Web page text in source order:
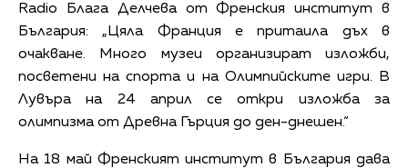
Radio Блага Делчева от Френския институт в
България: „Цяла Франция е притаила дъх в
очакване. Много музеи организират изложби,
посветени на спорта и на Олимпийските игри. В
Лувъра на 24 април се откри изложба за
олимпизма от Древна Гърция до ден-днешен.“
На 18 май Френският институт в България дава